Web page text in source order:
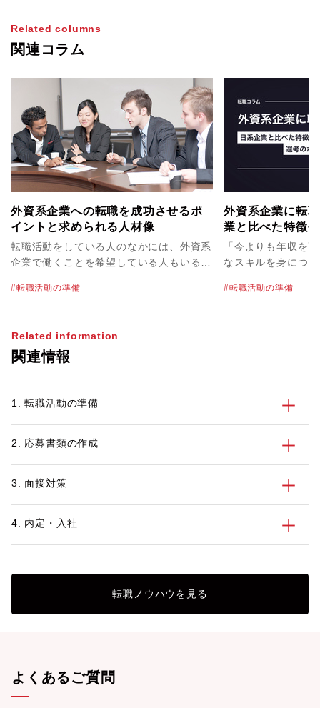
Related columns
関連コラム
外資系企業への転職を成功させるポ
イントと求められる人材像
転職活動をしている人のなかには、外資系
企業で働くことを希望している人もいるで
ができそう」など、イメージ先行で魅力的
れているのでしょうか。この記事では、外
資系企業の特徴や働くメリット、外資系企
転職活動の準備
外資系企業に転
業と比べた特徴
ついて解説！
「今よりも年収を
なスキルを身につ
もいるのではない
やすくなるでしょう。 そこで今回
す。また、外資系
徴も紹介しますの
めるために参考に
転職活動の準備
Related information
関連情報
1. 転職活動の準備
2. 応募書類の作成
3. 面接対策
4. 内定・入社
転職ノウハウを見る
よくあるご質問